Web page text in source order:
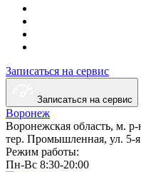
подберём удобное время,
смены. По телефону
приезда и с чего
СЕРВИС, опишите
установки. Чем раньше вы
Записаться на сервис
Записаться на сервис
Воронеж
Воронежская область, м.
тер. Промышленная, ул. 5-
Режим работы:
Пн-Вс 8:30-20:00